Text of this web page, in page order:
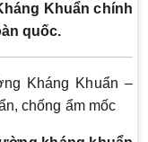
Khuẩn chính
quốc.
Kháng Khuẩn –
chống ẩm mốc